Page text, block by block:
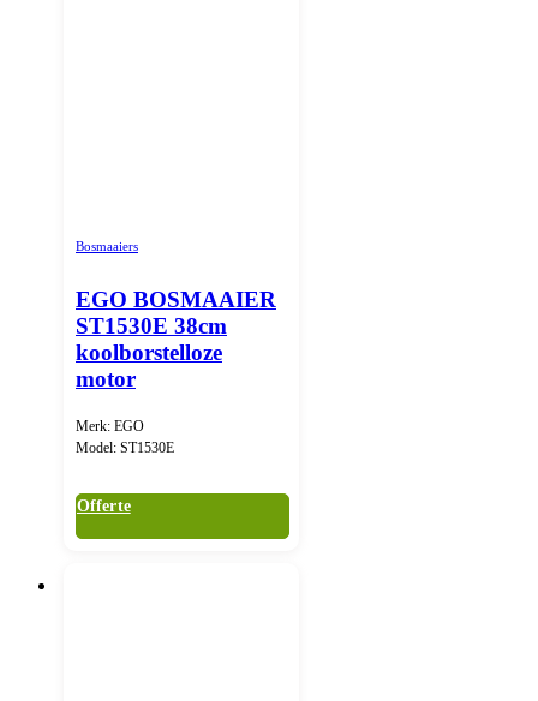
Bosmaaiers
EGO BOSMAAIER
ST1530E 38cm
koolborstelloze
motor
Merk: EGO
Model: ST1530E
Offerte